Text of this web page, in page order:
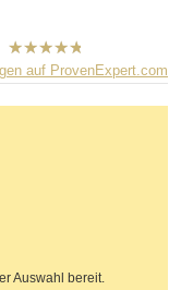
B2CPrint
hat5von
5
auf ProvenExpert.com
Auswahl bereit.